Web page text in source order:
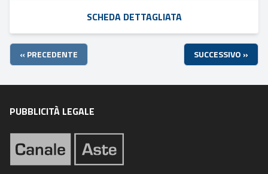
SCHEDA DETTAGLIATA
« PRECEDENTE SUCCESSIVO »
PUBBLICITÀ LEGALE